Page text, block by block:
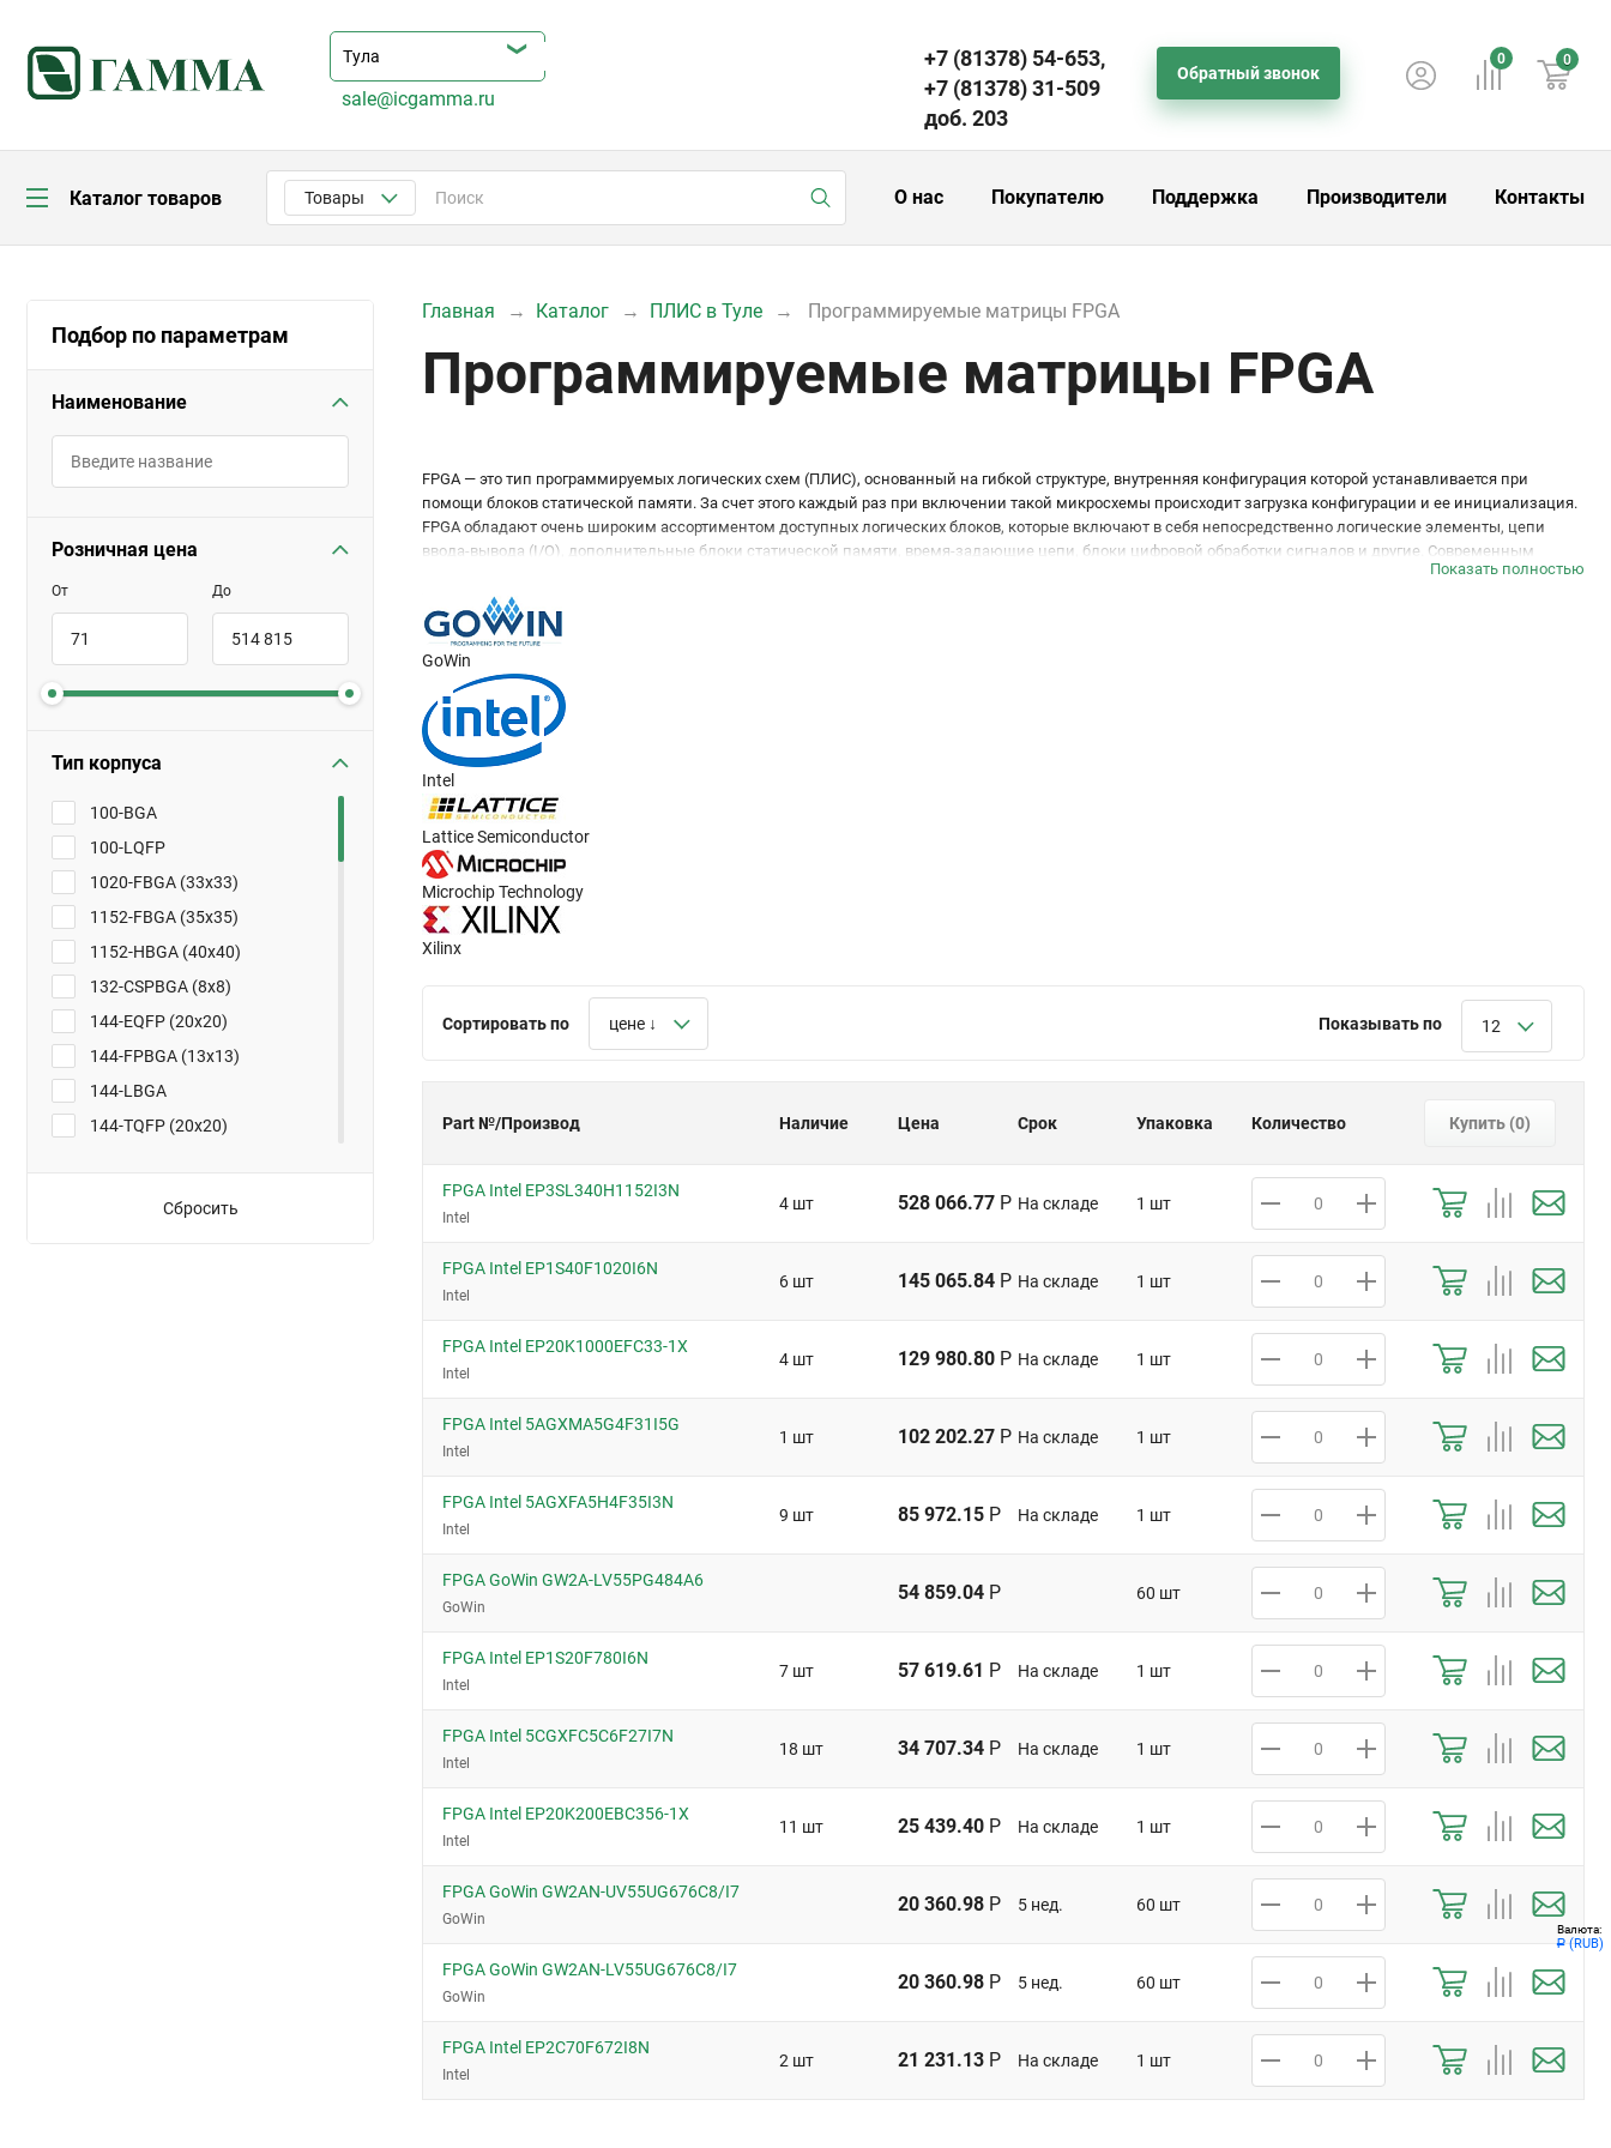
Валюта:
Р (RUB)
+7 (81378) 54-653,
+7 (81378) 31-509
доб. 203
Обратный звонок
sale@icgamma.ru
0 0
Каталог товаров Товары О нас Покупателю Поддержка Производители Контакты
Подбор по параметрам
Наименование
Розничная цена
От До
Тип корпуса
100-BGA
100-LQFP
1020-FBGA (33x33)
1152-FBGA (35x35)
1152-HBGA (40x40)
132-CSPBGA (8x8)
144-EQFP (20x20)
144-FPBGA (13x13)
144-LBGA
144-TQFP (20x20)
Сбросить
Главная Каталог ПЛИС в Туле Программируемые матрицы FPGA
Программируемые матрицы FPGA
FPGA — это тип программируемых логических схем (ПЛИС), основанный на гибкой структуре, внутренняя конфигурация которой устанавливается при
помощи блоков статической памяти. За счет этого каждый раз при включении такой микросхемы происходит загрузка конфигурации и ее инициализация.
FPGA обладают очень широким ассортиментом доступных логических блоков, которые включают в себя непосредственно логические элементы, цепи
ввода-вывода (I/O), дополнительные блоки статической памяти, время-задающие цепи, блоки цифровой обработки сигналов и другие. Современным
разработчикам становится доступным интеграция процессорных ядер различной архитектуры, таких как RISC-V, ARM, MIPS и многих других. FPGA
предлагают самую гибкую цифровую систему для решения тех или иных задач. Количество доступных логических элементов в ПЛИС уже превысило
4 млн., а скорости цепей ввода-вывода достигли более 50 Гбит в секунду на одну пару.
FGPA активно применяются в различных областях, таких как прототипирование процессоров, цифровая обработка сигналов, промышленное оборудование,
автомобильная электроника, системы аудио-видео обработки и многих других.
У нас можно купить продукцию практически всех ведущих производителей этого типа FPGA, как Intel FPGA, Lattice Semiconductor, Xilinx, GoWin Semiconductor.
Быстро организуем доставку в любой регион России, выдаем официальные гарантии. Весь товар сертифицирован, поставляется от производителя
напрямую. Оставьте заявку на сайте или звоните, чтобы оформить заказ.
Показать полностью
GoWin
Intel
Lattice Semiconductor
Microchip Technology
Xilinx
Сортировать по цене ↓ Показывать по 12
Part №/Производ Наличие Цена Срок Упаковка Количество Купить (0)
FPGA Intel EP3SL340H1152I3N
Intel
4 шт 528 066.77 Р На складе 1 шт
FPGA Intel EP1S40F1020I6N
Intel
6 шт 145 065.84 Р На складе 1 шт
FPGA Intel EP20K1000EFC33-1X
Intel
4 шт 129 980.80 Р На складе 1 шт
FPGA Intel 5AGXMA5G4F31I5G
Intel
1 шт 102 202.27 Р На складе 1 шт
FPGA Intel 5AGXFA5H4F35I3N
Intel
9 шт 85 972.15 Р На складе 1 шт
FPGA GoWin GW2A-LV55PG484A6
GoWin
54 859.04 Р 60 шт
FPGA Intel EP1S20F780I6N
Intel
7 шт 57 619.61 Р На складе 1 шт
FPGA Intel 5CGXFC5C6F27I7N
Intel
18 шт 34 707.34 Р На складе 1 шт
FPGA Intel EP20K200EBC356-1X
Intel
11 шт 25 439.40 Р На складе 1 шт
FPGA GoWin GW2AN-UV55UG676C8/I7
GoWin
20 360.98 Р 5 нед. 60 шт
FPGA GoWin GW2AN-LV55UG676C8/I7
GoWin
20 360.98 Р 5 нед. 60 шт
FPGA Intel EP2C70F672I8N
Intel
2 шт 21 231.13 Р На складе 1 шт